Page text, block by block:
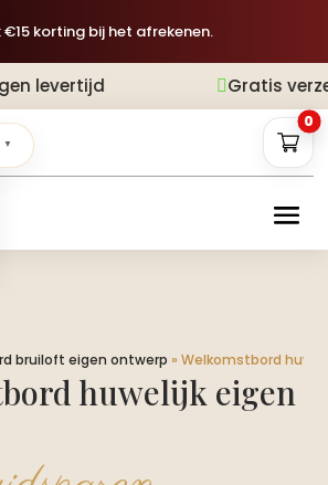
€15 korting bij het afrekenen.
 Gratis verzending 
▼
0
bruiloft eigen ontwerp »Welkomstbord
huwelijk eigen